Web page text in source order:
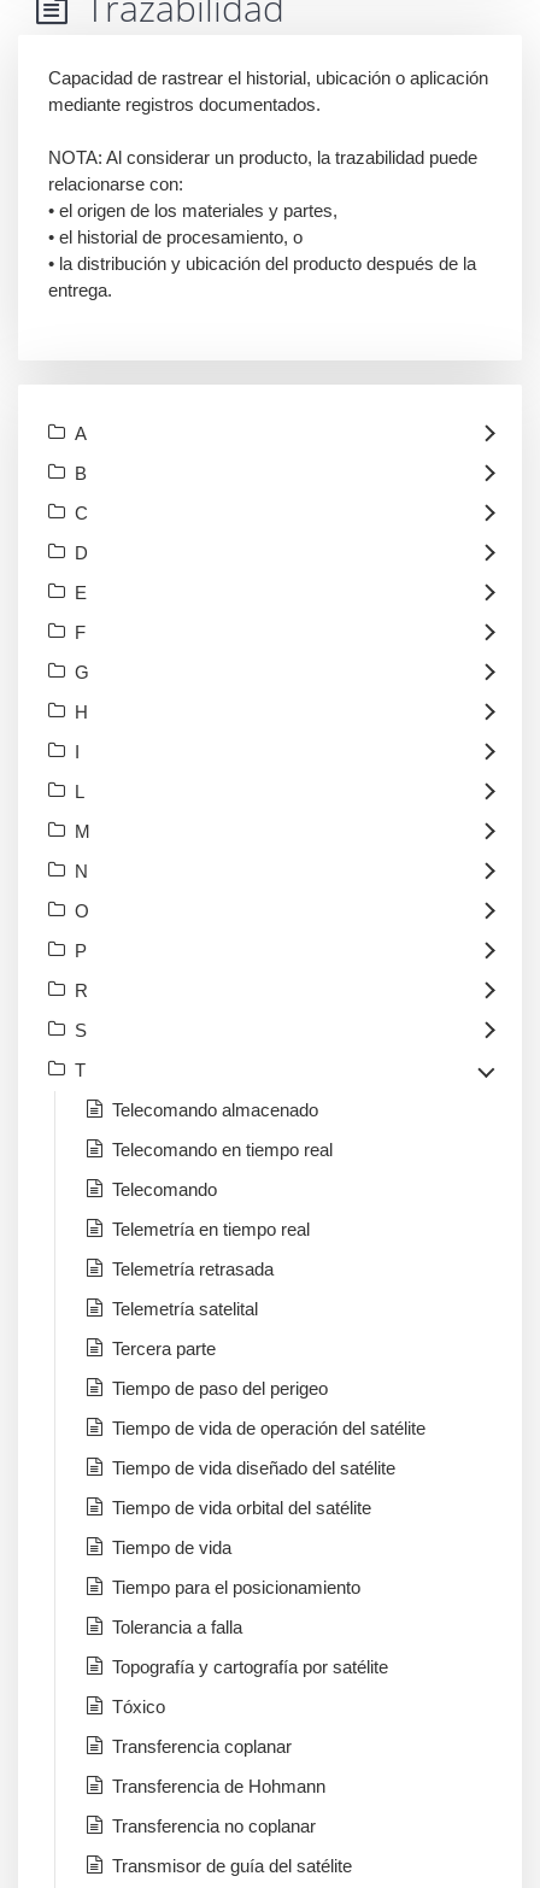
Capacidad de rastrear el historial, ubicación o aplicación
mediante registros documentados.
NOTA: Al considerar un producto, la trazabilidad puede
relacionarse con:
• el origen de los materiales y partes,
• el historial de procesamiento, o
• la distribución y ubicación del producto después de la
entrega.
A
B
C
D
E
F
G
H
I
L
M
N
O
P
R
S
T
Telecomando almacenado
Telecomando en tiempo real
Telecomando
Telemetría en tiempo real
Telemetría retrasada
Telemetría satelital
Tercera parte
Tiempo de paso del perigeo
Tiempo de vida de operación del satélite
Tiempo de vida diseñado del satélite
Tiempo de vida orbital del satélite
Tiempo de vida
Tiempo para el posicionamiento
Tolerancia a falla
Topografía y cartografía por satélite
Tóxico
Transferencia coplanar
Transferencia de Hohmann
Transferencia no coplanar
Transmisor de guía del satélite